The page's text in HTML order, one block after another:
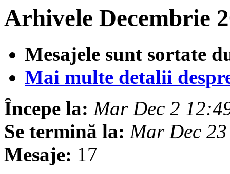
Arhivele Decembrie
Mesajele sunt sortate
Mai multe detalii
Începe la: Mar Dec 2
Se termină la: Mar Dec
Mesaje: 17